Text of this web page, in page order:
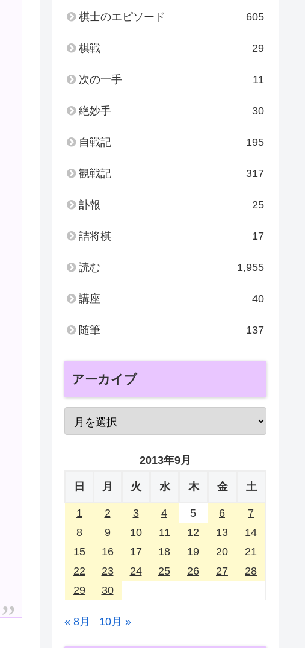
棋士のエピソード 605
棋戦 29
次の一手 11
絶妙手 30
自戦記 195
観戦記 317
訃報 25
詰将棋 17
読む 1,955
講座 40
随筆 137
アーカイブ
2013年9月
日 月 火 水 木 金 土
1 2 3 4 5 6
7
8
9 10 11 12 13
14
15
16 17 18 19 20
21
22
23 24 25 26 27
28
29
30
« 8月 10月 »